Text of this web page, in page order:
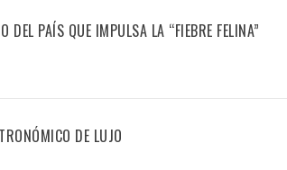
DEL PAÍS QUE IMPULSA LA “FIEBRE FELINA”
DE LUJO